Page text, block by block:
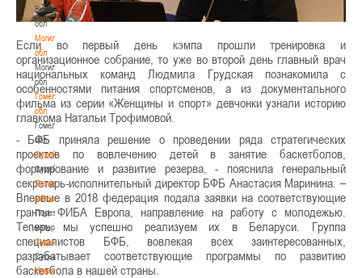
Витебская
обл
Могилевская
обл
Могилевская
обл
Гомельская
обл
Гомельская
обл
Судейство
Судейство
Полезные
материалы
Полезные
материалы
Судьи
Судьи
Новости
Если во первый день кэмпа прошли тренировка и
организационное собрание, то уже во второй день главный врач
национальных команд Людмила Грудская познакомила с
особенностями питания спортсменов, а из документального
фильма из серии «Женщины и спорт» девчонки узнали историю
главкома Натальи Трофимовой.
- БФБ приняла решение о проведении ряда стратегических
проектов по вовлечению детей в занятие баскетболов,
формирование и развитие резерва, - пояснила генеральный
секретарь-исполнительный директор БФБ Анастасия Маринина. –
Впервые в 2018 федерация подала заявки на соответствующие
гранты ФИБА Европа, направление на работу с молодежью.
Теперь мы успешно реализуем их в Беларуси. Группа
специалистов БФБ, вовлекая всех заинтересованных,
разрабатывает соответствующие программы по развитию
баскетбола в нашей страны.